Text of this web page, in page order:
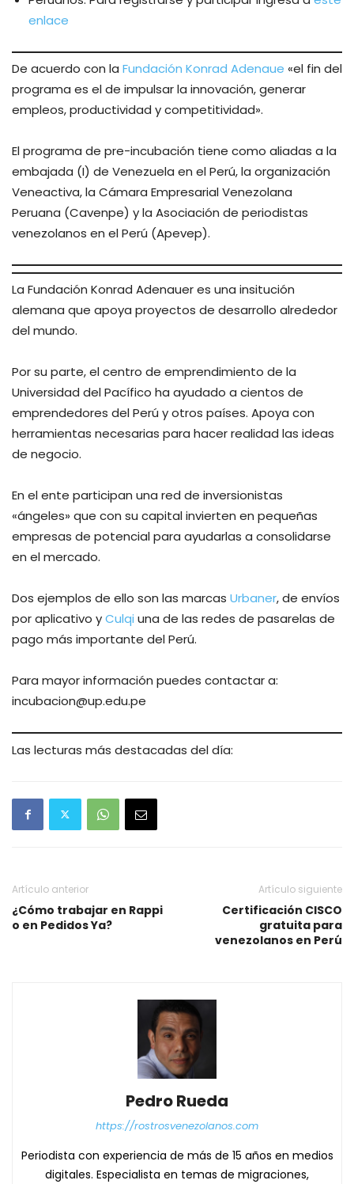
enlace
De acuerdo con la Fundación Konrad Adenaue «el fin del
programa es el de impulsar la innovación, generar
empleos, productividad y competitividad».
El programa de pre-incubación tiene como aliadas a la
embajada (I) de Venezuela en el Perú, la organización
Veneactiva, la Cámara Empresarial Venezolana
Peruana (Cavenpe) y la Asociación de periodistas
venezolanos en el Perú (Apevep).
La Fundación Konrad Adenauer es una insitución
alemana que apoya proyectos de desarrollo alrededor
del mundo.
Por su parte, el centro de emprendimiento de la
Universidad del Pacífico ha ayudado a cientos de
emprendedores del Perú y otros países. Apoya con
herramientas necesarias para hacer realidad las ideas
de negocio.
En el ente participan una red de inversionistas
«ángeles» que con su capital invierten en pequeñas
empresas de potencial para ayudarlas a consolidarse
en el mercado.
Dos ejemplos de ello son las marcas Urbaner, de envíos
por aplicativo yCulqi una de las redes de pasarelas de
pago más importante del Perú.
Para mayor información puedes contactar a:
incubacion@up.edu.pe
Las lecturas más destacadas del día:
Artículo anterior
¿Cómo trabajar en Rappi
o en Pedidos Ya?
Artículo siguiente
Certificación CISCO
gratuita para
venezolanos en Perú
Pedro Rueda
https://rostrosvenezolanos.com
Periodista con experiencia de más de 15 años en medios
digitales. Especialista en temas de migraciones,